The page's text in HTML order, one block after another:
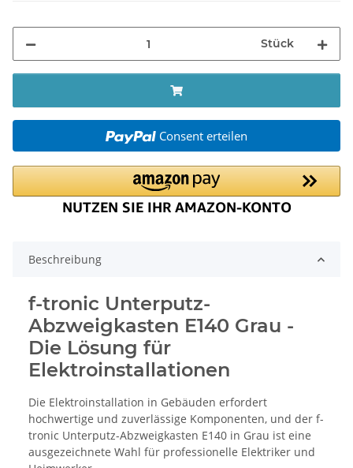
Stück
Consent erteilen
Beschreibung
f-tronic Unterputz-
Abzweigkasten E140 Grau -
Die Lösung für
Elektroinstallationen
Die Elektroinstallation in Gebäuden erfordert
hochwertige und zuverlässige Komponenten, und der f-
tronic Unterputz-Abzweigkasten E140 in Grau ist eine
ausgezeichnete Wahl für professionelle Elektriker und